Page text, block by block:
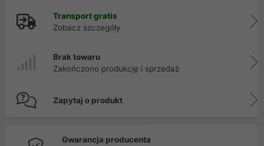
Transport gratis
Zobacz szczegóły
Brak towaru
Zakończono produkcję i sprzedaż
Zapytaj o produkt
Gwarancja producenta